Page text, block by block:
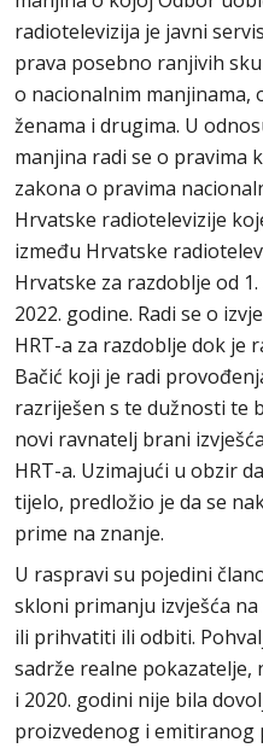
radiotelevizija je javni
prava posebno ranjivih
o nacionalnim manjinama,
ženama i drugima. U
manjina radi se o pravima
zakona o pravima
Hrvatske radiotelevizije
između Hrvatske
Hrvatske za razdoblje od
2022. godine. Radi se o
HRT-a za razdoblje dok je
Bačić koji je radi
razriješen s te dužnosti te
novi ravnatelj brani
HRT-a. Uzimajući u obzir
tijelo, predložio je da se
prime na znanje.
U raspravi su pojedini
skloni primanju izvješća
ili prihvatiti ili odbiti.
sadrže realne pokazatelje,
i 2020. godini nije bila
proizvedenog i